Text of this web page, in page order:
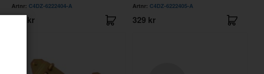
Artnr: C4DZ-6222404-A
329 kr
Artnr: C4DZ-6222405-A
329 kr